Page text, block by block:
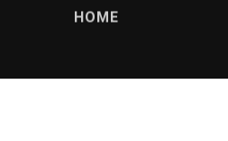
HOME